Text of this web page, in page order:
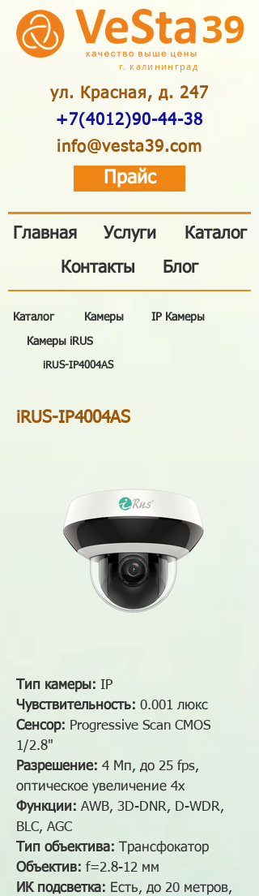
39
г. калининград
ул. Красная, д. 247
+7(4012)90-44-38
info@vesta39.com
Прайс
Главная
Услуги
Контакты
Каталог
Блог
Каталог Камеры IP Камеры
Камеры iRUS
iRUS-IP4004AS
iRUS-IP4004AS
Тип камеры: IP
Чувствительность: 0.001 люкс
Сенсор: Progressive Scan CMOS
1/2.8"
Разрешение: 4 Мп, до 25 fps,
оптическое увеличение 4x
Функции: AWB, 3D-DNR, D-WDR,
BLC, AGC
Тип объектива: Трансфокатор
Объектив: f=2.8-12 мм
ИК подсветка: Есть, до 20 метров,